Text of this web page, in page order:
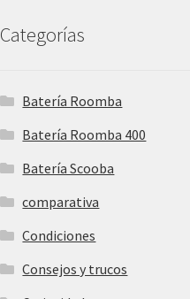
Categorías
Batería Roomba
Batería Roomba 400
Batería Scooba
comparativa
Condiciones
Consejos y trucos